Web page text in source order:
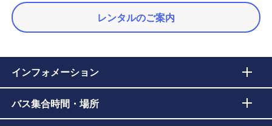
レンタルのご案内
インフォメーション
バス集合時間・場所